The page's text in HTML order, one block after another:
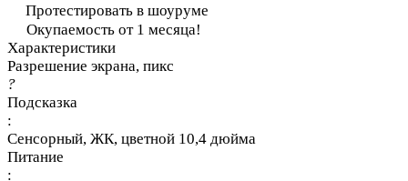
Протестировать в шоуруме
Окупаемость от 1 месяца!
Характеристики
Разрешение экрана, пикс
?
Подсказка
:
Сенсорный, ЖК, цветной 10,4 дюйма
Питание
: